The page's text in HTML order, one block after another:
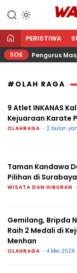
PERISTIWA
SOS Pengurus
#OLAH RAGA
9 Atlet INKANAS
Kejuaraan Karate
OLAHRAGA 2 bulan
Taman Kandawa
Pilihan di
WISATA DAN HIBURAN
Gemilang, Bripda
Raih 2 Medali di
Menhan
OLAHRAGA 4 Mei 2026